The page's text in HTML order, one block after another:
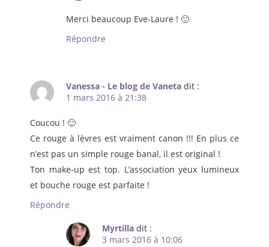
Merci beaucoup Eve-Laure ! 🙂
Répondre
Vanessa - Le blog de Vaneta dit :
1 mars 2016 à 21:38
Coucou ! 🙂
Ce rouge à lèvres est vraiment canon !!! En plus ce
n’est pas un simple rouge banal, il est original !
Ton make-up est top. L’association yeux lumineux
et bouche rouge est parfaite !
Répondre
Myrtilla dit :
3 mars 2016 à 10:06